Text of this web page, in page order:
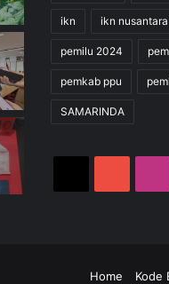
ikn ikn nusantara
pemilu 2024
pemkab ppu
SAMARINDA
Home Kode
WhatsApp
RSS